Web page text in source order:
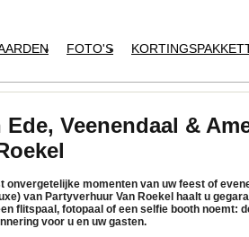
FOTO'S
Veenendaal &
onvergetelijke momenten van uw feest of
van Partyverhuur Van Roekel haalt u
flitspaal , fotopaal of een selfie booth noemt:
voor u en uw gasten.